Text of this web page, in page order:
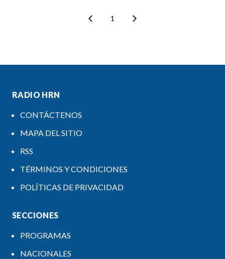
1
RADIO HRN
CONTÁCTENOS
MAPA DEL SITIO
RSS
TÉRMINOS Y CONDICIONES
POLÍTICAS DE PRIVACIDAD
SECCIONES
PROGRAMAS
NACIONALES